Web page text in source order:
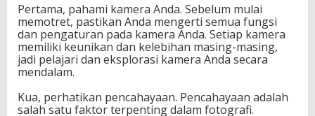
a
n
T
e
k
k
Pertama, pahami kamera Anda. Sebelum mulai
memotret, pastikan Anda mengerti semua fungsi
dan pengaturan pada kamera Anda. Setiap kamera
memiliki keunikan dan kelebihan masing-masing,
jadi pelajari dan eksplorasi kamera Anda secara
mendalam.
Kua, perhatikan pencahayaan. Pencahayaan adalah
salah satu faktor terpenting dalam fotografi.